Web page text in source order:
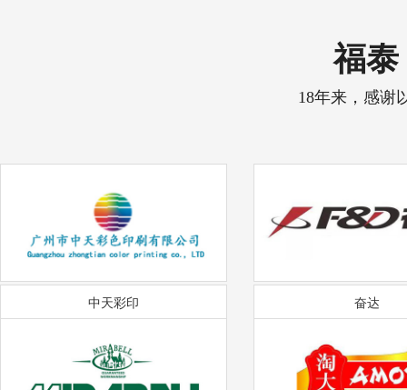
福泰
18年来，感谢
中天彩印 奋达